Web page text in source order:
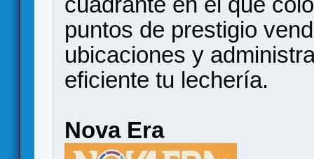
puntos de prestigio
ubicaciones y
eficiente tu lechería.
Nova Era